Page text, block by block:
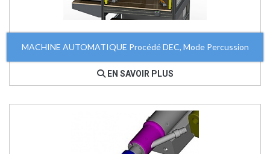
MACHINE AUTOMATIQUE Procédé DEC, Mode Percussion
EN SAVOIR PLUS